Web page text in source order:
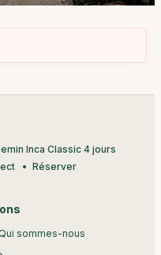
Inca Classic 4 jours
Réserver
Qui sommes-nous